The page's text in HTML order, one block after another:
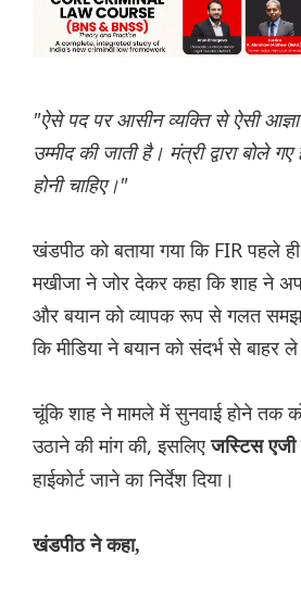
"ऐसे पद पर आसीन व्यक्ति से ऐसी
उम्मीद की जाती है। मंत्री द्वारा बोले
होनी चाहिए।"
खंडपीठ को बताया गया कि FIR पहले
मखीजा ने जोर देकर कहा कि शाह ने
और बयान को व्यापक रूप से गलत
कि मीडिया ने बयान को संदर्भ से बाहर
चूंकि शाह ने मामले में सुनवाई होने तक
उठाने की मांग की, इसलिएजस्टिस एजी
हाईकोर्ट जाने का निर्देश दिया।
खंडपीठ ने कहा,